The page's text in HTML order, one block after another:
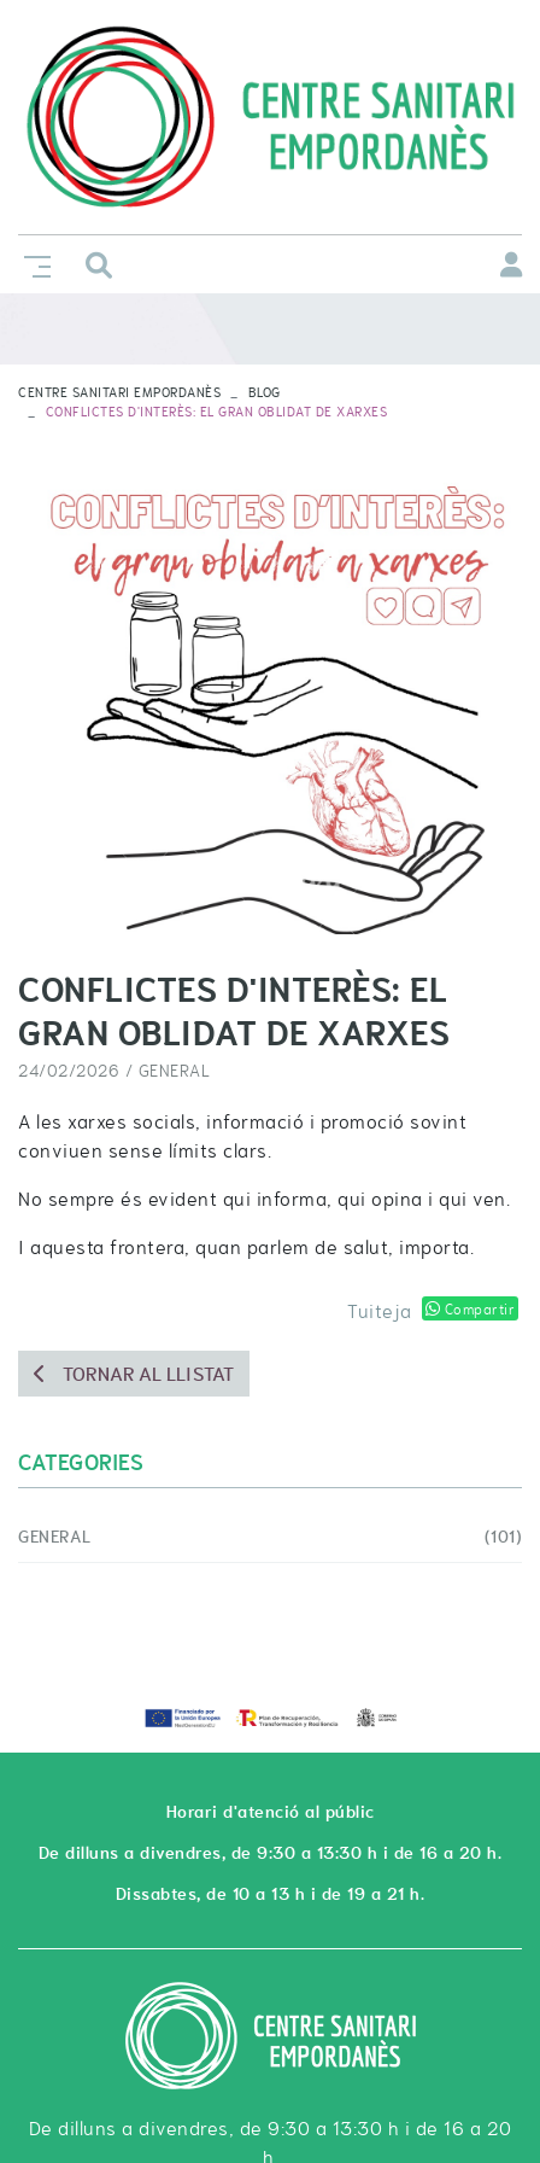
CENTRE SANITARI EMPORDANÈS
BLOG
CONFLICTES D'INTERÈS: EL GRAN OBLIDAT DE XARXES
CONFLICTES D'INTERÈS: EL
GRAN OBLIDAT DE XARXES
24/02/2026 / GENERAL
A les xarxes socials, informació i promoció sovint
conviuen sense límits clars.
No sempre és evident qui informa, qui opina i qui ven.
I aquesta frontera, quan parlem de salut, importa.
Tuiteja
Compartir
TORNAR AL LLISTAT
CATEGORIES
GENERAL (101)
Horari d'atenció al públic
De dilluns a divendres, de 9:30 a 13:30 h i de 16 a 20 h.
Dissabtes, de 10 a 13 h i de 19 a 21 h.
De dilluns a divendres, de 9:30 a 13:30 h i de 16 a 20